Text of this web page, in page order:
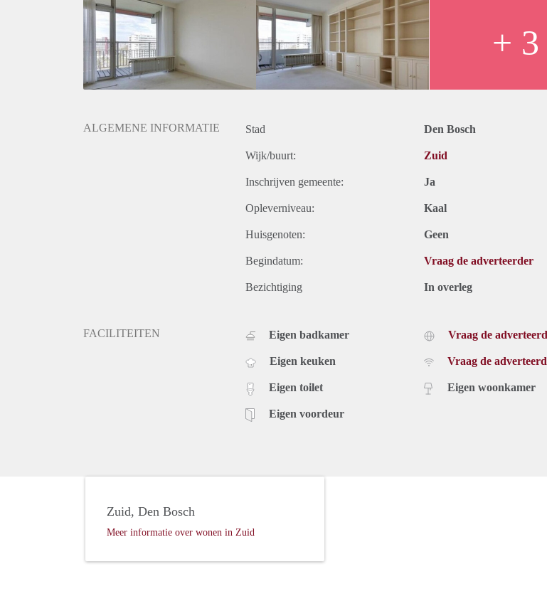
+ 3
ALGEMENE INFORMATIE Stad Den Bosch
Wijk/buurt: Zuid
Inschrijven gemeente: Ja
Opleverniveau: Kaal
Huisgenoten: Geen
Begindatum: Vraag de adverteerder
Bezichtiging In overleg
FACILITEITEN Eigen badkamer
Eigen keuken
Eigen toilet
Eigen voordeur
Vraag de
Vraag de
Eigen woonkamer
Zuid, Den Bosch
Meer informatie over wonen in Zuid